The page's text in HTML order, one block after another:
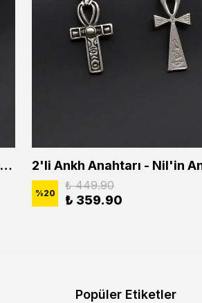
2'li Ankh Anahtarı - Nil'in Anahtarı - Kuru Kafa Erkek Kadın Kolye Seti
%20
₺ 449.90
₺ 359.90
Popüler Etiketler